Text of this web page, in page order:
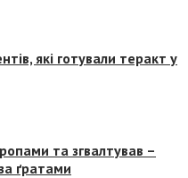
які готували теракт у
та згвалтував –
ґратами